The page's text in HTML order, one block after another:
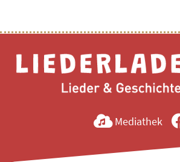
Mediathek